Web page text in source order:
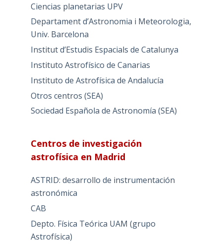
Ciencias planetarias UPV
Departament d’Astronomia i Meteorologia,
Univ. Barcelona
Institut d’Estudis Espacials de Catalunya
Instituto Astrofísico de Canarias
Instituto de Astrofísica de Andalucía
Otros centros (SEA)
Sociedad Española de Astronomía (SEA)
Centros de investigación
astrofísica en Madrid
ASTRID: desarrollo de instrumentación
astronómica
CAB
Depto. Física Teórica UAM (grupo
Astrofísica)